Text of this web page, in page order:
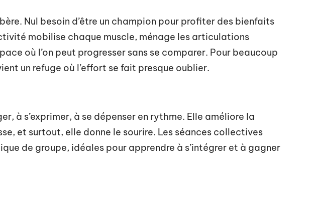
Nul besoin d’être un champion pour profiter des bienfaits
mobilise chaque muscle, ménage les articulations
où l’on peut progresser sans se comparer. Pour beaucoup
un refuge où l’effort se fait presque oublier.
à s’exprimer, à se dépenser en rythme. Elle améliore la
et surtout, elle donne le sourire. Les séances collectives
de groupe, idéales pour apprendre à s’intégrer et à gagner